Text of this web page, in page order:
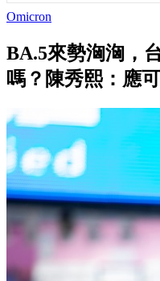
Omicron
BA.5來勢洶洶，
嗎？陳秀熙：應